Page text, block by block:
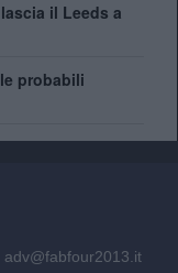
il Leeds a
probabili
adv@fabfour2013.it